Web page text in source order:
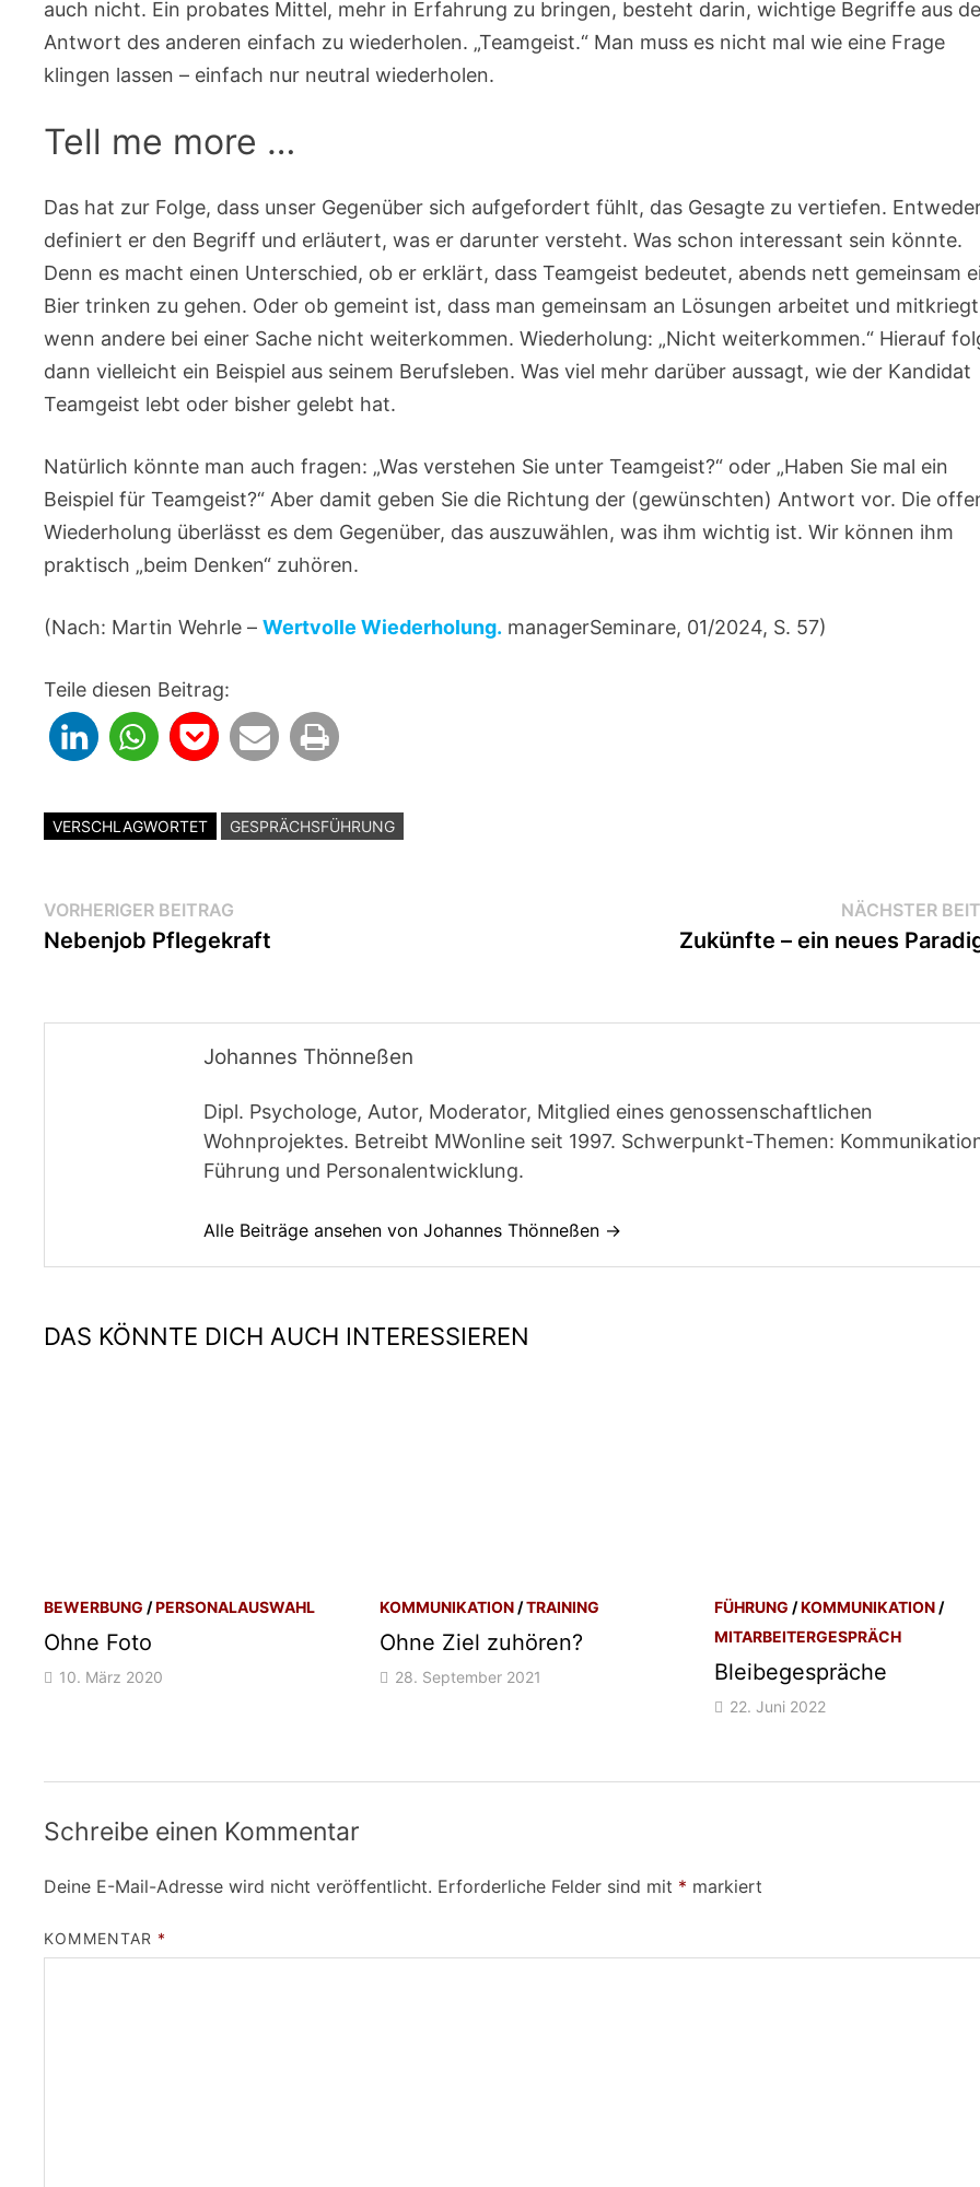
auch nicht. Ein probates Mittel, mehr in Erfahrung zu bringen, besteht darin, wichtige Begriffe aus
Antwort des anderen einfach zu wiederholen. „Teamgeist.“ Man muss es nicht mal wie eine Frage
klingen lassen – einfach nur neutral wiederholen.
Tell me more …
Das hat zur Folge, dass unser Gegenüber sich aufgefordert fühlt, das Gesagte zu vertiefen.
definiert er den Begriff und erläutert, was er darunter versteht. Was schon interessant sein könnte.
Denn es macht einen Unterschied, ob er erklärt, dass Teamgeist bedeutet, abends nett gemeinsam
Bier trinken zu gehen. Oder ob gemeint ist, dass man gemeinsam an Lösungen arbeitet und
wenn andere bei einer Sache nicht weiterkommen. Wiederholung: „Nicht weiterkommen.“ Hierauf
dann vielleicht ein Beispiel aus seinem Berufsleben. Was viel mehr darüber aussagt, wie der Kandidat
Teamgeist lebt oder bisher gelebt hat.
Natürlich könnte man auch fragen: „Was verstehen Sie unter Teamgeist?“ oder „Haben Sie mal ein
Beispiel für Teamgeist?“ Aber damit geben Sie die Richtung der (gewünschten) Antwort vor. Die
Wiederholung überlässt es dem Gegenüber, das auszuwählen, was ihm wichtig ist. Wir können ihm
praktisch „beim Denken“ zuhören.
(Nach: Martin Wehrle –Wertvolle Wiederholung. managerSeminare, 01/2024, S. 57)
Teile diesen Beitrag:
VERSCHLAGWORTET GESPRÄCHSFÜHRUNG
Beitragsnavigation
VORHERIGER BEITRAG
Beitrag:
Nebenjob Pflegekraft
NÄCHSTER
Zukünfte – ein neues
Johannes Thönneßen
Dipl. Psychologe, Autor, Moderator, Mitglied eines genossenschaftlichen
Wohnprojektes. Betreibt MWonline seit 1997. Schwerpunkt-Themen:
Führung und Personalentwicklung.
Alle Beiträge ansehen von Johannes Thönneßen →
DAS KÖNNTE DICH AUCH INTERESSIEREN
BEWERBUNG /PERSONALAUSWAHL
Ohne Foto
10. März 2020
KOMMUNIKATION/TRAINING
Ohne Ziel zuhören?
28. September 2021
FÜHRUNG /KOMMUNIKATION /
MITARBEITERGESPRÄCH
Bleibegespräche
22. Juni 2022
Schreibe einen Kommentar
Deine E-Mail-Adresse wird nicht veröffentlicht. Erforderliche Felder sind mit * markiert
KOMMENTAR *